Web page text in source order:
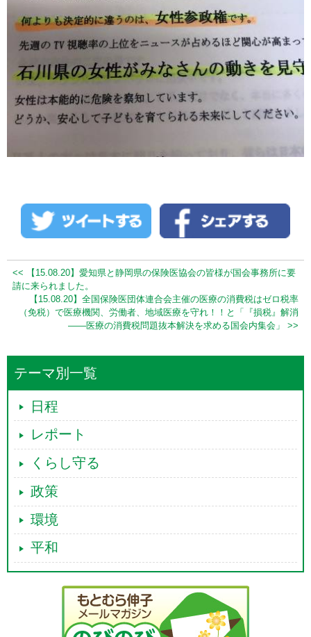
<< 【15.08.20】愛知県と静岡県の保険医協会の皆様が国会事務所に要
請に来られました。
【15.08.20】全国保険医団体連合会主催の医療の消費税はゼロ税率
（免税）で医療機関、労働者、地域医療を守れ！！と「『損税』解消
――医療の消費税問題抜本解決を求める国会内集会」 >>
テーマ別一覧
日程
レポート
くらし守る
政策
環境
平和